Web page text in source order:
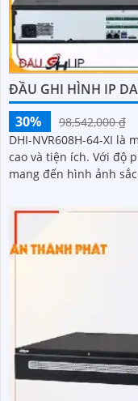
ĐẦU GHI HÌNH IP
30%
98,542,000 ₫
DHI-NVR608H-64-XI
cao và tiện ích. Với độ phân giải lên đến 32 MP, Đầu ghi này
mang đến hình ảnh